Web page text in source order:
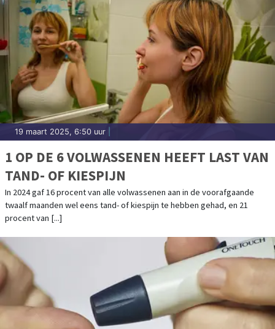
19 maart 2025, 6:50 uur
1 OP DE 6 VOLWASSENEN HEEFT LAST VAN
TAND- OF KIESPIJN
In 2024 gaf 16 procent van alle volwassenen aan in de voorafgaande
twaalf maanden wel eens tand- of kiespijn te hebben gehad, en 21
procent van [...]